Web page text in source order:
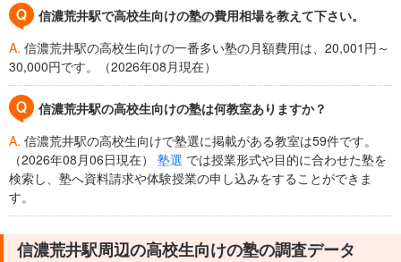
信濃荒井駅で高校生向けの塾の費用相場を教えて下さい。
A. 信濃荒井駅の高校生向けの一番多い塾の月額費用は、20,001円～
30,000円です。（2026年08月現在）
信濃荒井駅の高校生向けの塾は何教室ありますか？
A. 信濃荒井駅の高校生向けで塾選に掲載がある教室は59件です。
（2026年08月06日現在） 塾選 では授業形式や目的に合わせた塾を
検索し、塾へ資料請求や体験授業の申し込みをすることができま
す。
信濃荒井駅周辺の高校生向けの塾の調査データ